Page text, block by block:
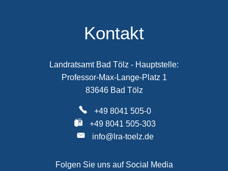
Kontakt
Landratsamt Bad Tölz - Hauptstelle:
Professor-Max-Lange-Platz 1
83646 Bad Tölz
+49 8041 505-0
+49 8041 505-303
info@lra-toelz.de
Folgen Sie uns auf Social Media